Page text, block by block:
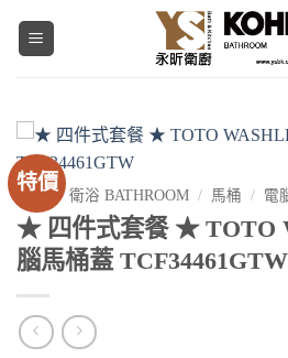
特價
首頁 / 衛浴 BATHROOM / 馬桶 / 電
★ 四件式套餐 ★ TOTO
腦馬桶蓋 TCF34461GTW